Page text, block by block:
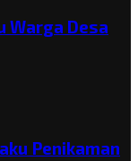
Warga Desa
Penikaman